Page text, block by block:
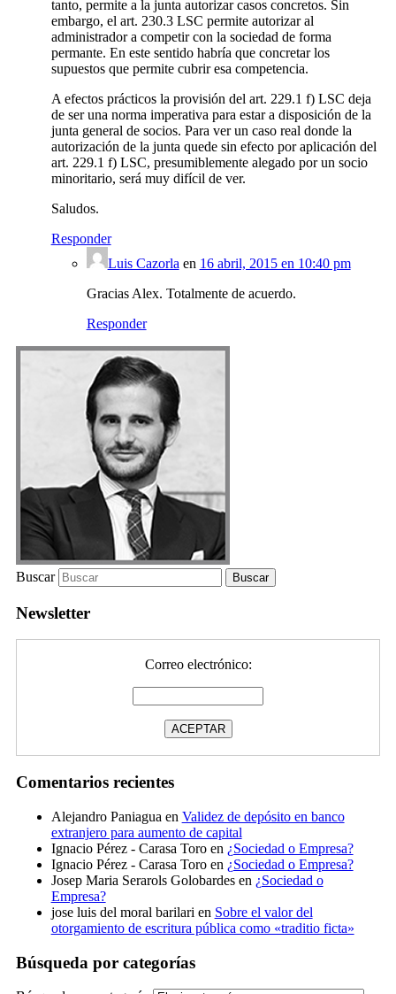
tanto, permite a la junta autorizar casos concretos. Sin
embargo, el art. 230.3 LSC permite autorizar al
administrador a competir con la sociedad de forma
permante. En este sentido habría que concretar los
supuestos que permite cubrir esa competencia.
A efectos prácticos la provisión del art. 229.1 f) LSC deja
de ser una norma imperativa para estar a disposición de la
junta general de socios. Para ver un caso real donde la
autorización de la junta quede sin efecto por aplicación del
art. 229.1 f) LSC, presumiblemente alegado por un socio
minoritario, será muy difícil de ver.
Saludos.
Responder
Luis Cazorla en 16 abril, 2015 en 10:40 pm
Gracias Alex. Totalmente de acuerdo.
Responder
Buscar
Newsletter
Correo electrónico:
Comentarios recientes
Alejandro Paniagua en Validez de depósito en banco
extranjero para aumento de capital
Ignacio Pérez - Carasa Toroen ¿Sociedad o Empresa?
Ignacio Pérez - Carasa Toroen ¿Sociedad o Empresa?
Josep Maria Serarols Golobardesen ¿Sociedad o
Empresa?
jose luis del moral barilari en Sobre el valor del
otorgamiento de escritura pública como «traditio ficta»
Búsqueda por categorías